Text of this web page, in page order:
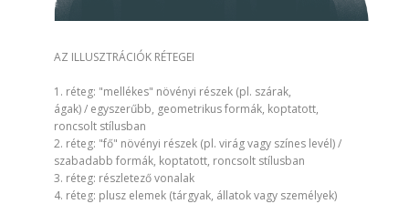
AZ ILLUSZTRÁCIÓK RÉTEGEI
1. réteg: "mellékes" növényi részek (pl. szárak,
ágak) / egyszerűbb, geometrikus formák, koptatott,
roncsolt stílusban
2. réteg: "fő" növényi részek (pl. virág vagy színes levél) /
szabadabb formák, koptatott, roncsolt stílusban
3. réteg: részletező vonalak
4. réteg: plusz elemek (tárgyak, állatok vagy személyek)